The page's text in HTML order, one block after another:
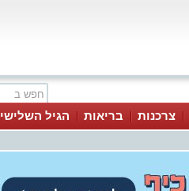
צרכנות בריאות הגיל השלישי